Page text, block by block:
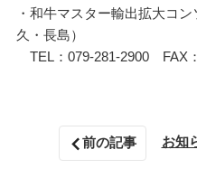
・和牛マスター輸出拡大コ
久・長島）
TEL：079‐281‐2900 FAX
前の記事 お知